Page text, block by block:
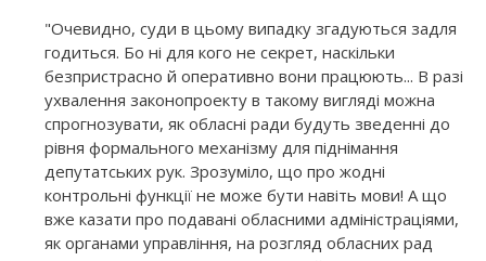
"Очевидно, суди в цьому випадку згадуються задля
годиться. Бо ні для кого не секрет, наскільки
безпристрасно й оперативно вони працюють... В разі
ухвалення законопроекту в такому вигляді можна
спрогнозувати, як обласні ради будуть зведенні до
рівня формального механізму для піднімання
депутатських рук. Зрозуміло, що про жодні
контрольні функції не може бути навіть мови! А що
вже казати про подавані обласними адміністраціями,
як органами управління, на розгляд обласних рад